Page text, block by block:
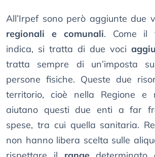
All’Irpef sono però aggiunte due
regionali e comunali. Come il
indica, si tratta di due voci
tratta sempre di un’imposta
persone fisiche. Queste due
territorio, cioè nella Regione e
aiutano questi due enti a far
spese, tra cui quella sanitaria.
non hanno libera scelta sulle